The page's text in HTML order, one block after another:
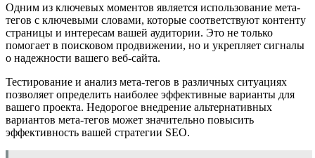
Одним из ключевых моментов является использование мета-
тегов с ключевыми словами, которые соответствуют контенту
страницы и интересам вашей аудитории. Это не только
помогает в поисковом продвижении, но и укрепляет сигналы
о надежности вашего веб-сайта.
Тестирование и анализ мета-тегов в различных ситуациях
позволяет определить наиболее эффективные варианты для
вашего проекта. Недорогое внедрение альтернативных
вариантов мета-тегов может значительно повысить
эффективность вашей стратегии SEO.